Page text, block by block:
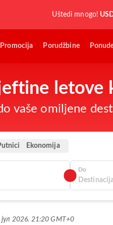
Uštedi mnogo!
Promocija Porudžbine
letove
vaše omiljene
Ekonomija
Do
јул 2026. 21:20 GMT+0